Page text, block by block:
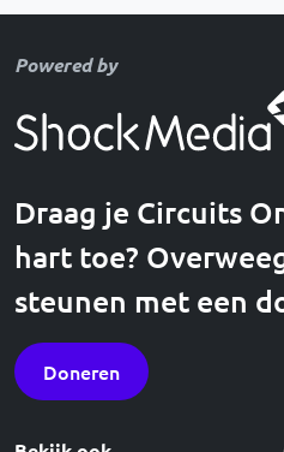
Powered by
Draag je Circuits
hart toe?
steunen met een
Doneren